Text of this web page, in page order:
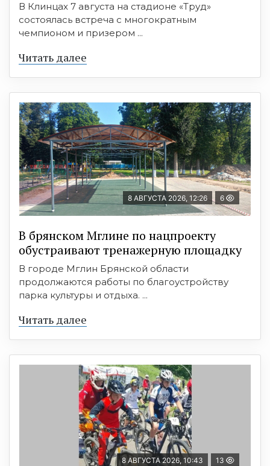
В Клинцах 7 августа на стадионе «Труд»
состоялась встреча с многократным
чемпионом и призером ...
Читать далее
8 АВГУСТА 2026, 12:26 6
В брянском Мглине по нацпроекту
обустраивают тренажерную площадку
В городе Мглин Брянской области
продолжаются работы по благоустройству
парка культуры и отдыха. ...
Читать далее
8 АВГУСТА 2026, 10:43 13